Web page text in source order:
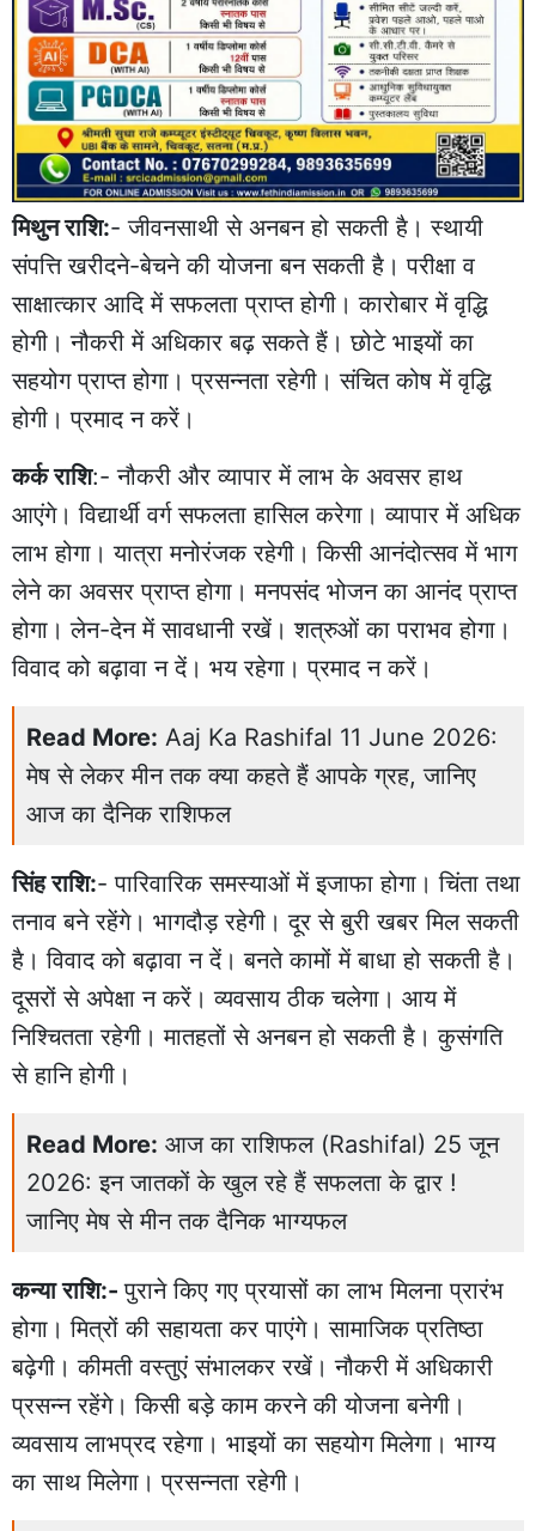
मिथुन राशि:- जीवनसाथी से अनबन हो सकती है। स्थायी
संपत्ति खरीदने-बेचने की योजना बन सकती है। परीक्षा व
साक्षात्कार आदि में सफलता प्राप्त होगी। कारोबार में वृद्धि
होगी। नौकरी में अधिकार बढ़ सकते हैं। छोटे भाइयों का
सहयोग प्राप्त होगा। प्रसन्नता रहेगी। संचित कोष में वृद्धि
होगी। प्रमाद न करें।
कर्क राशि:- नौकरी और व्यापार में लाभ के अवसर हाथ
आएंगे। विद्यार्थी वर्ग सफलता हासिल करेगा। व्यापार में अधिक
लाभ होगा। यात्रा मनोरंजक रहेगी। किसी आनंदोत्सव में भाग
लेने का अवसर प्राप्त होगा। मनपसंद भोजन का आनंद प्राप्त
होगा। लेन-देन में सावधानी रखें। शत्रुओं का पराभव होगा।
विवाद को बढ़ावा न दें। भय रहेगा। प्रमाद न करें।
Read More: Aaj Ka Rashifal 11 June 2026:
मेष से लेकर मीन तक क्या कहते हैं आपके ग्रह, जानिए
आज का दैनिक राशिफल
सिंह राशि:- पारिवारिक समस्याओं में इजाफा होगा। चिंता तथा
तनाव बने रहेंगे। भागदौड़ रहेगी। दूर से बुरी खबर मिल सकती
है। विवाद को बढ़ावा न दें। बनते कामों में बाधा हो सकती है।
दूसरों से अपेक्षा न करें। व्यवसाय ठीक चलेगा। आय में
निश्चितता रहेगी। मातहतों से अनबन हो सकती है। कुसंगति
से हानि होगी।
Read More: आज का राशिफल (Rashifal) 25 जून
2026: इन जातकों के खुल रहे हैं सफलता के द्वार !
जानिए मेष से मीन तक दैनिक भाग्यफल
कन्या राशि:-पुराने किए गए प्रयासों का लाभ मिलना प्रारंभ
होगा। मित्रों की सहायता कर पाएंगे। सामाजिक प्रतिष्ठा
बढ़ेगी। कीमती वस्तुएं संभालकर रखें। नौकरी में अधिकारी
प्रसन्न रहेंगे। किसी बड़े काम करने की योजना बनेगी।
व्यवसाय लाभप्रद रहेगा। भाइयों का सहयोग मिलेगा। भाग्य
का साथ मिलेगा। प्रसन्नता रहेगी।